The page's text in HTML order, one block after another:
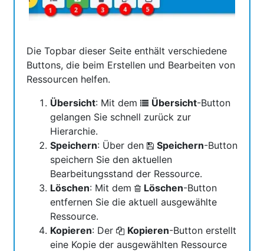
Die Topbar dieser Seite enthält verschiedene
Buttons, die beim Erstellen und Bearbeiten von
Ressourcen helfen.
Übersicht: Mit dem Übersicht-Button
gelangen Sie schnell zurück zur
Hierarchie.
Speichern: Über den Speichern-Button
speichern Sie den aktuellen
Bearbeitungsstand der Ressource.
Löschen: Mit dem Löschen-Button
entfernen Sie die aktuell ausgewählte
Ressource.
Kopieren: Der Kopieren-Button erstellt
eine Kopie der ausgewählten Ressource